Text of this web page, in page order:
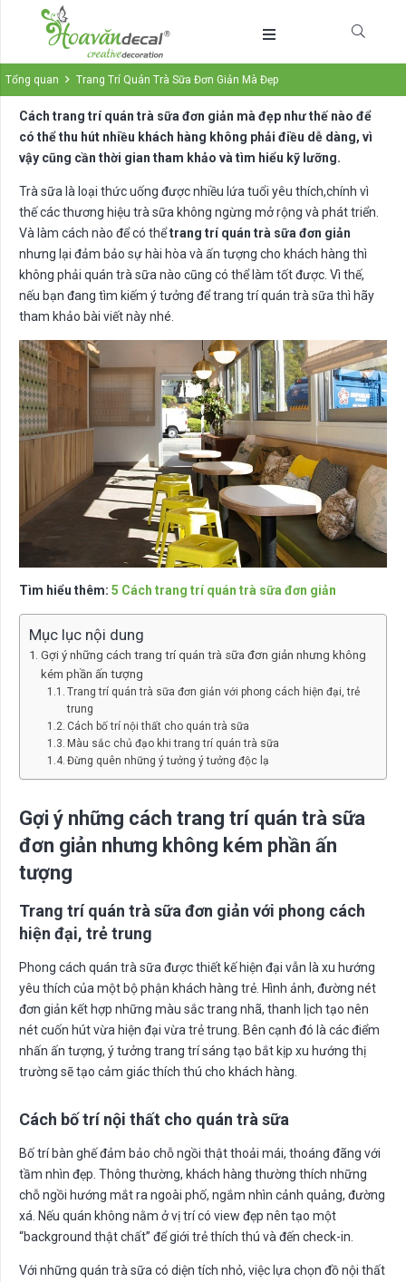
Tổng quan Trang Trí Quán Trà Sữa Đơn Giản Mà Đẹp
Cách trang trí quán trà sữa đơn giản mà đẹp như thế nào để
có thể thu hút nhiều khách hàng không phải điều dễ dàng, vì
vậy cũng cần thời gian tham khảo và tìm hiểu kỹ lưỡng.
Trà sữa là loại thức uống được nhiều lứa tuổi yêu thích,chính vì
thế các thương hiệu trà sữa không ngừng mở rộng và phát triển.
Và làm cách nào để có thểtrang trí quán trà sữa đơn giản
nhưng lại đảm bảo sự hài hòa và ấn tượng cho khách hàng thì
không phải quán trà sữa nào cũng có thể làm tốt được. Vì thế,
nếu bạn đang tìm kiếm ý tưởng để trang trí quán trà sữa thì hãy
tham khảo bài viết này nhé.
Tìm hiểu thêm: 5 Cách trang trí quán trà sữa đơn giản
Mục lục nội dung
Gợi ý những cách trang trí quán trà sữa đơn giản nhưng không
kém phần ấn tượng
Trang trí quán trà sữa đơn giản với phong cách hiện đại, trẻ
trung
Cách bố trí nội thất cho quán trà sữa
Màu sắc chủ đạo khi trang trí quán trà sữa
Đừng quên những ý tưởng ý tưởng độc lạ
Gợi ý những cách trang trí quán trà sữa
đơn giản nhưng không kém phần ấn
tượng
Trang trí quán trà sữa đơn giản với phong cách
hiện đại, trẻ trung
Phong cách quán trà sữa được thiết kế hiện đại vẫn là xu hướng
yêu thích của một bộ phận khách hàng trẻ. Hình ảnh, đường nét
đơn giản kết hợp những màu sắc trang nhã, thanh lịch tạo nên
nét cuốn hút vừa hiện đại vừa trẻ trung. Bên cạnh đó là các điểm
nhấn ấn tượng, ý tưởng trang trí sáng tạo bắt kịp xu hướng thị
trường sẽ tạo cảm giác thích thú cho khách hàng.
Cách bố trí nội thất cho quán trà sữa
Bố trí bàn ghế đảm bảo chỗ ngồi thật thoải mái, thoáng đãng với
tầm nhìn đẹp. Thông thường, khách hàng thường thích những
chỗ ngồi hướng mắt ra ngoài phố, ngắm nhìn cảnh quảng, đường
xá. Nếu quán không nằm ở vị trí có view đẹp nên tạo một
“background thật chất” để giới trẻ thích thú và đến check-in.
Với những quán trà sữa có diện tích nhỏ, việc lựa chọn đồ nội thất